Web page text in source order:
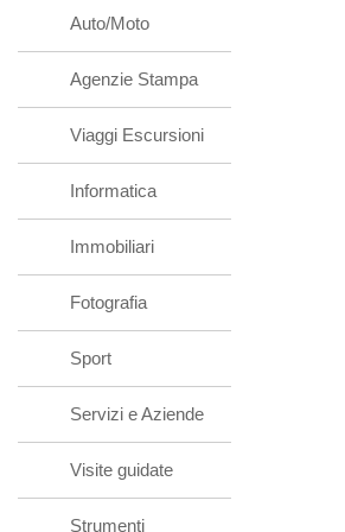
Auto/Moto
Agenzie Stampa
Viaggi Escursioni
Informatica
Immobiliari
Fotografia
Sport
Servizi e Aziende
Visite guidate
Strumenti